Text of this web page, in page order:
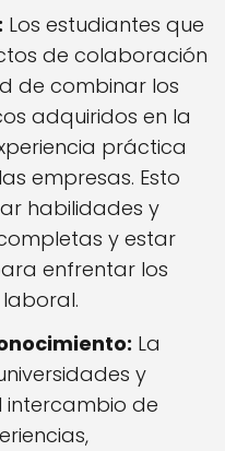
Los estudiantes que
de colaboración
de combinar los
adquiridos en la
práctica
empresas. Esto
habilidades y
y estar
enfrentar los
La
y
intercambio de